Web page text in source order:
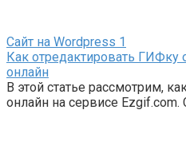
Сайт на Wordpress 1
Как отредактировать ГИФку
онлайн
В этой статье рассмотрим,
онлайн на сервисе Ezgif.com.